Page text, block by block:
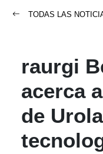
TODAS LAS
raurgi
acerca
de